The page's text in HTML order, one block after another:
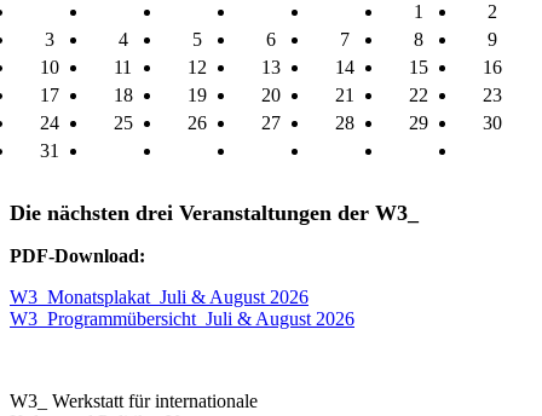
1
2
3
4 5 6 7 8
9
10
11 12 13 14 15
16
17
18 19 20 21 22
23
24
25 26 27 28 29
30
31
Die nächsten drei Veranstaltungen der W3_
PDF-Download:
W3_Monatsplakat_Juli & August 2026
W3_Programmübersicht_Juli & August 2026
W3_ Werkstatt für internationale